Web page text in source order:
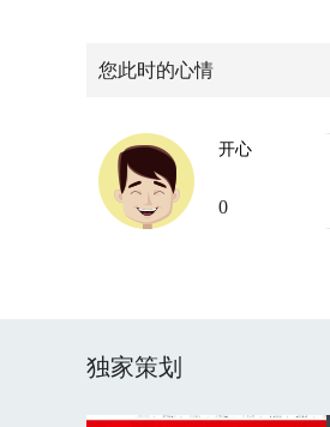
您此时的心情
开心
0
独家策划